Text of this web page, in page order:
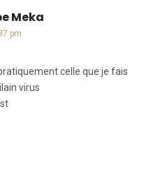
Meka
pm
celle que je fais
virus